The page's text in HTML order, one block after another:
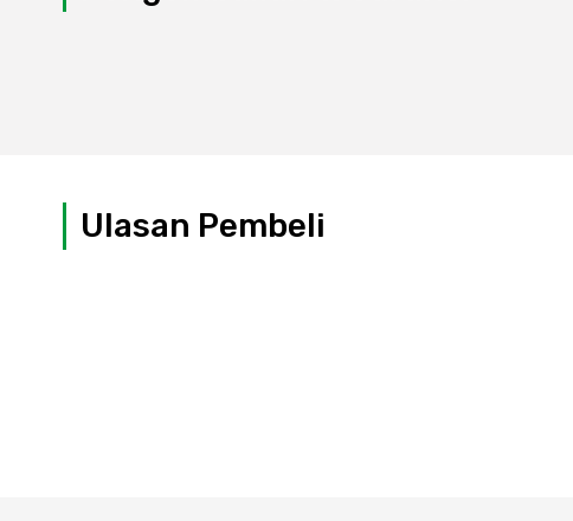
Ulasan Pembeli